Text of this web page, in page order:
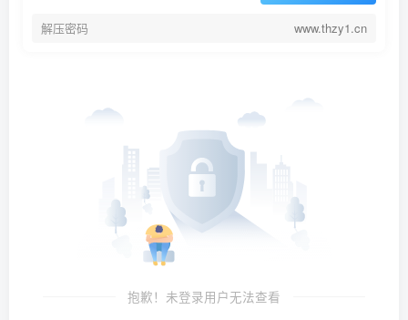
解压密码 www.thzy1.cn
抱歉！未登录用户无法查看